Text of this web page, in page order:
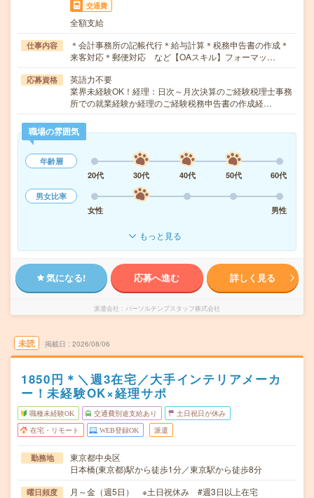
交通費
全額支給
仕事内容
＊会計事務所の記帳代行＊給与計算＊税務申告書の作成＊
来客対応＊郵便対応 など【OAスキル】フォーマッ…
応募資格
英語力不要
業界未経験OK！経理：日次～月次決算のご経験税理士事務
所での就業経験か経理のご経験税務申告書の作成経…
職場の雰囲気
年齢層
20代
30代 40代 50代
60代
男女比率
女性
男性
もっと見る
気になる! 応募へ進む 詳しく見る
派遣会社 パーソルテンプスタッフ株式会社
未読 掲載日 2026/08/06
1850円＊＼週3在宅／大手インテリアメーカ
ー！未経験OK×経理サポ
職種未経験OK 交通費別途支給あり 土日祝日が休み
在宅・リモート WEB登録OK 派遣
勤務地
東京都中央区
日本橋(東京都)駅から徒歩1分／東京駅から徒歩8分
曜日頻度 月～金（週5日） ※土日祝休み #週3日以上在宅